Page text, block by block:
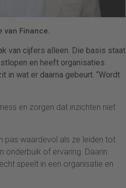
van Finance.
van cijfers alleen. Die basis staat
en heeft organisaties
in wat er daarna gebeurt. “Wordt
en zorgen dat inzichten niet
pas waardevol als ze leiden tot
onderbuik of ervaring. Daarin
speelt in een organisatie en